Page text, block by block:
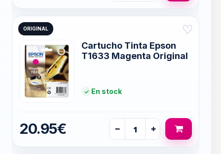
ORIGINAL ♡
Cartucho Tinta Epson
T1633 Magenta Original
En stock
20.95€ − +